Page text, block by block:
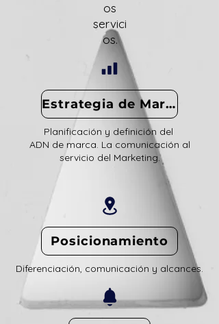
os
servici
os.
Estrategia de Marca
Planificación y definición del
ADN de marca. La comunicación al
servicio del Marketing.
Posicionamiento
Diferenciación, comunicación y alcances.